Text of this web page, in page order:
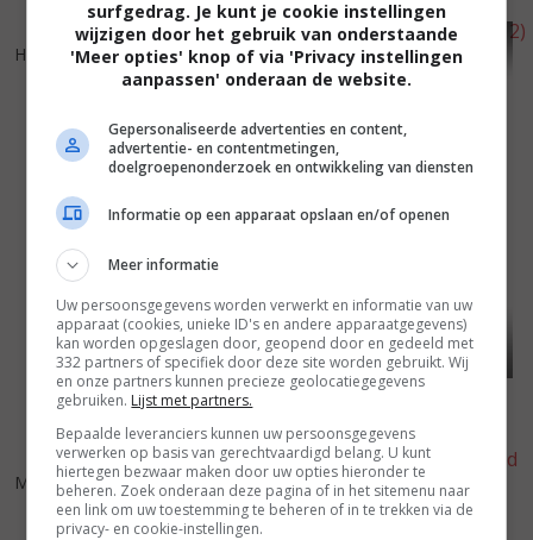
6,1
Henri (2013) 5, 5
Cherchez Hortense (2012)
6,2
Mobile Home (2012) 5,3
Je suis un no man's land
(2010)
surfgedrag. Je kunt je cookie instellingen
wijzigen door het gebruik van onderstaande
'Meer opties' knop of via 'Privacy instellingen
aanpassen' onderaan de website.
Gepersonaliseerde advertenties en content,
advertentie- en contentmetingen,
doelgroepenonderzoek en ontwikkeling van diensten
Informatie op een apparaat opslaan en/of openen
Meer informatie
Uw persoonsgegevens worden verwerkt en informatie van uw
apparaat (cookies, unieke ID's en andere apparaatgegevens)
kan worden opgeslagen door, geopend door en gedeeld met
332 partners of specifiek door deze site worden gebruikt. Wij
en onze partners kunnen precieze geolocatiegegevens
gebruiken. Lijst met partners.
Bepaalde leveranciers kunnen uw persoonsgegevens
verwerken op basis van gerechtvaardigd belang. U kunt
hiertegen bezwaar maken door uw opties hieronder te
beheren. Zoek onderaan deze pagina of in het sitemenu naar
een link om uw toestemming te beheren of in te trekken via de
privacy- en cookie-instellingen.